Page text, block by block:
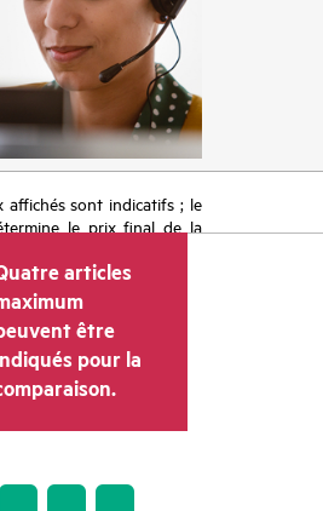
affichés sont indicatifs ; le
le prix final de la
ou les taxes sur la vente
Le prix de la
par le revendeur
rapport à d’autres
au prix indicatif affiché.
peuvent inclure des
limitées dans le
réserve le droit d’ajuster
moment pour diverses
mais sans s’y limiter,
articles
être
pour la